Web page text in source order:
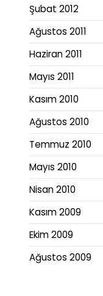
Şubat 2012
Ağustos 2011
Haziran 2011
Mayıs 2011
Kasım 2010
Ağustos 2010
Temmuz 2010
Mayıs 2010
Nisan 2010
Kasım 2009
Ekim 2009
Ağustos 2009